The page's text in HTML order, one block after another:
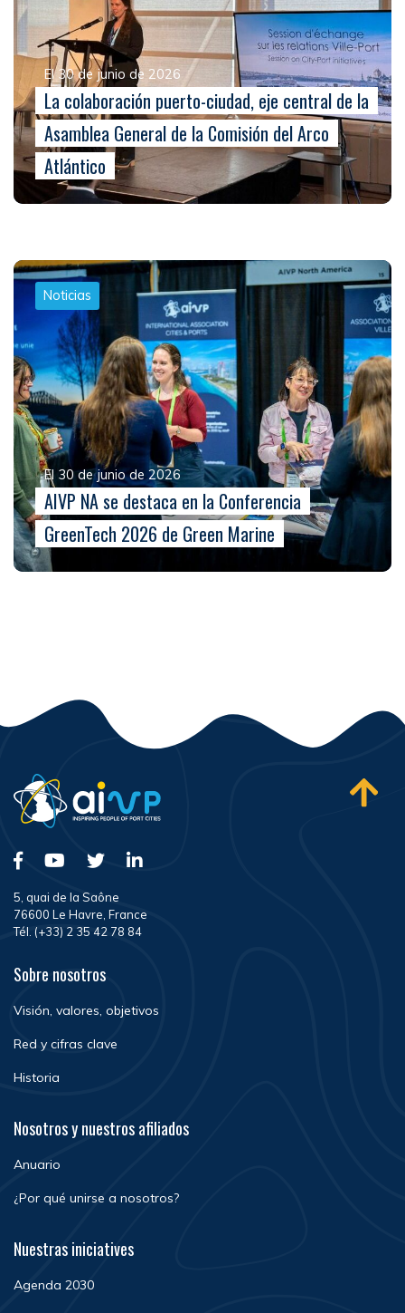
El 30 de junio de 2026
La colaboración puerto-ciudad, eje central de la
Asamblea General de la Comisión del Arco
Atlántico
Noticias
El 30 de junio de 2026
AIVP NA se destaca en la Conferencia
GreenTech 2026 de Green Marine
5, quai de la Saône
76600 Le Havre, France
Tél. (+33) 2 35 42 78 84
Sobre nosotros
Visión, valores, objetivos
Red y cifras clave
Historia
Nosotros y nuestros afiliados
Anuario
¿Por qué unirse a nosotros?
Nuestras iniciatives
Agenda 2030